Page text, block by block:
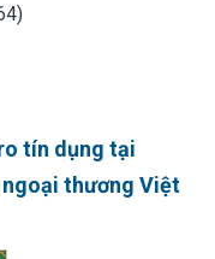
tín dụng tại
thương Việt